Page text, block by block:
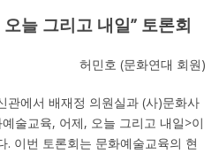
늘 그리고 내일” 토론회
허민호 (문화연대 회원)
관에서 배재정 의원실과 (사)문화사
술교육, 어제, 오늘 그리고 내일>이
. 이번 토론회는 문화예술교육의 현